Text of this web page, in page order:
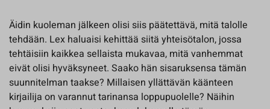
Äidin kuoleman jälkeen olisi siis päätettävä, mitä talolle
tehdään. Lex haluaisi kehittää siitä yhteisötalon, jossa
tehtäisiin kaikkea sellaista mukavaa, mitä vanhemmat
eivät olisi hyväksyneet. Saako hän sisaruksensa tämän
suunnitelman taakse? Millaisen yllättävän käänteen
kirjailija on varannut tarinansa loppupuolelle? Näihin